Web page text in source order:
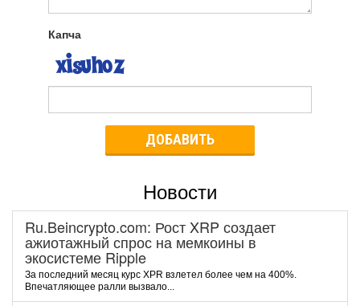
Капча
ДОБАВИТЬ
Новости
Ru.Beincrypto.com: Рост XRP создает
ажиотажный спрос на мемкоины в
экосистеме Ripple
За последний месяц курс XPR взлетел более чем на 400%.
Впечатляющее ралли вызвало...